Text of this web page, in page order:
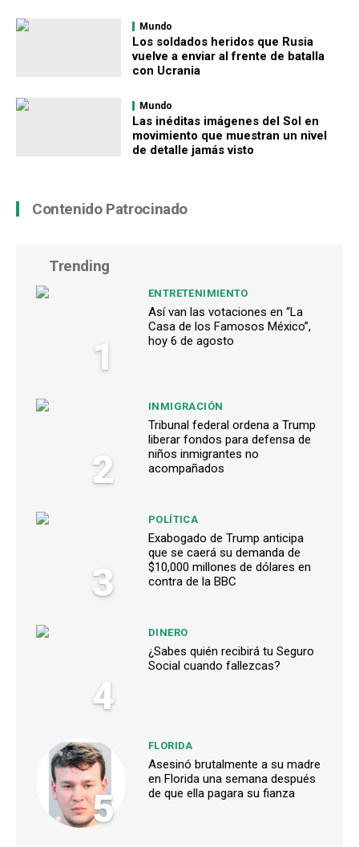
Mundo
Los soldados heridos que Rusia
vuelve a enviar al frente de batalla
con Ucrania
Mundo
Las inéditas imágenes del Sol en
movimiento que muestran un nivel
de detalle jamás visto
Contenido Patrocinado
Trending
1
ENTRETENIMIENTO
Así van las votaciones en “La
Casa de los Famosos México”,
hoy 6 de agosto
2
INMIGRACIÓN
Tribunal federal ordena a Trump
liberar fondos para defensa de
niños inmigrantes no
acompañados
3
POLÍTICA
Exabogado de Trump anticipa
que se caerá su demanda de
$10,000 millones de dólares en
contra de la BBC
4
DINERO
¿Sabes quién recibirá tu Seguro
Social cuando fallezcas?
5
FLORIDA
Asesinó brutalmente a su madre
en Florida una semana después
de que ella pagara su fianza